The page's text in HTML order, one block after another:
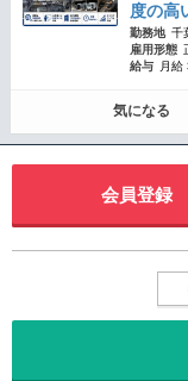
度の高
勤務地 千
雇用形態
給与
月
気になる
会員登録